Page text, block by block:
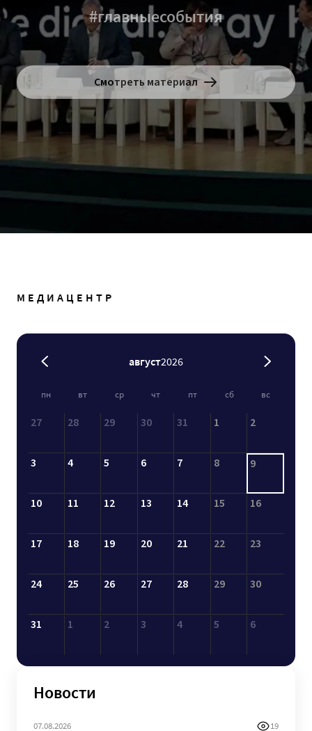
#главныесобытия
Смотреть материал
МЕДИАЦЕНТР
август2026
пн вт ср чт пт сб вс
27 28 29 30 31 1 2
3 4 5 6 7 8 9
10 11 12 13 14 15 16
17 18 19 20 21 22 23
24 25 26 27 28 29 30
31 1 2 3 4 5 6
Новости
07.08.2026 19